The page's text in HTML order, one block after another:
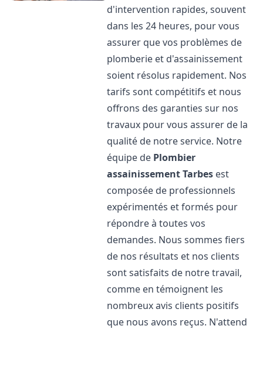
d'intervention rapides, souvent
dans les 24 heures, pour vous
assurer que vos problèmes de
plomberie et d'assainissement
soient résolus rapidement. Nos
tarifs sont compétitifs et nous
offrons des garanties sur nos
travaux pour vous assurer de la
qualité de notre service. Notre
équipe de Plombier
assainissementTarbes est
composée de professionnels
expérimentés et formés pour
répondre à toutes vos
demandes. Nous sommes fiers
de nos résultats et nos clients
sont satisfaits de notre travail,
comme en témoignent les
nombreux avis clients positifs
que nous avons reçus. N'attend